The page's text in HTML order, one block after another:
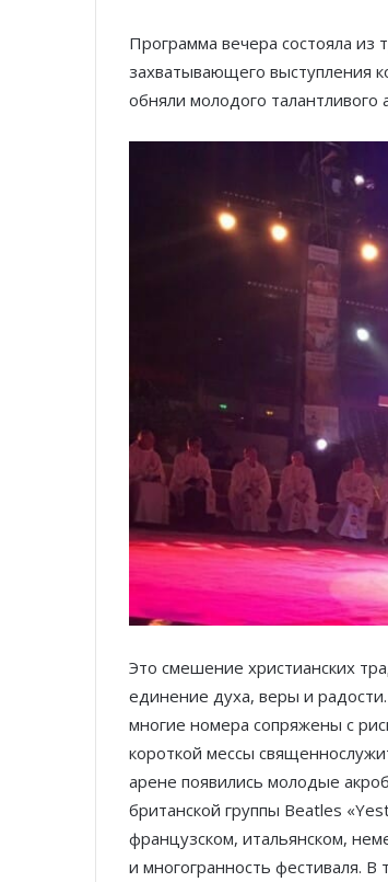
Программа вечера состояла из
захватывающего выступления
обняли молодого талантливого
Это смешение христианских
единение духа, веры и
многие номера сопряжены с
короткой мессы
арене появились молодые
британской группы Beatles
французском, итальянском,
и многогранность фестиваля. В